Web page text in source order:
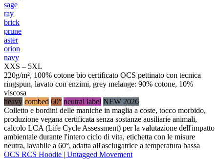
sage
ray
brick
prune
aster
orion
navy
XXS – 5XL
220g/m², 100% cotone bio certificato OCS pettinato con tecnica
ringspun, lavato con enzimi, grey melange: 90% cotone, 10%
viscosa
heavy combed 60° neutral label NEW 2026
Colletto e bordini delle maniche in maglia a coste, tocco morbido,
produzione vegana certificata senza sostanze ausiliarie animali,
calcolo LCA (Life Cycle Assessment) per la valutazione dell'impatto
ambientale durante l'intero ciclo di vita, etichetta con le misure
neutra, lavabile a 60°, adatta all'asciugatrice a temperatura bassa
OCS RCS Hoodie | Untagged Movement